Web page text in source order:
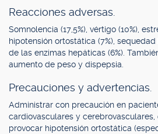
Reacciones adversas.
Somnolencia (17,5%), vértigo (10%),
hipotensión ortostática (7%),
de las enzimas hepáticas (6%).
aumento de peso y dispepsia.
Precauciones y advertencias.
Administrar con precaución en
cardiovasculares y
provocar hipotensión ortostática